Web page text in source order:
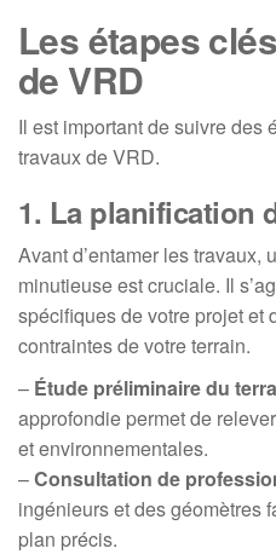
Les étapes
de VRD
Il est important de suivre des
travaux de VRD.
1. La planification
Avant d’entamer les travaux,
minutieuse est cruciale. Il
spécifiques de votre projet et
contraintes de votre terrain.
– Étude préliminaire du
approfondie permet de
et environnementales.
–Consultation de
ingénieurs et des géomètres
plan précis.